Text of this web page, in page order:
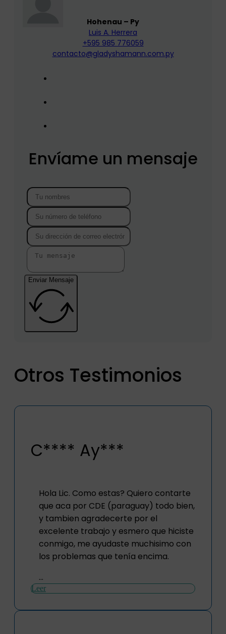
Hohenau – Py
Luis A. Herrera
+595 985 776059
contacto@gladyshamann.com.py
Envíame un mensaje
Enviar Mensaje
Otros Testimonios
C**** Ay***
Hola Lic. Como estas? Quiero contarte
que aca por CDE (paraguay) todo bien,
y tambien agradecerte por el
excelente trabajo y esmero que hiciste
conmigo, me ayudaste muchisimo con
los problemas que tenía encima.
...
Leer